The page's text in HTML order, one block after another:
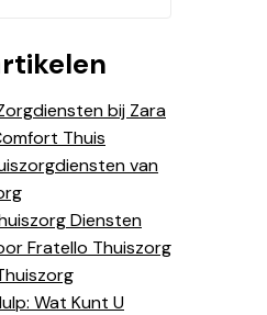
bij Zara
Thuis
van
Diensten
Fratello Thuiszorg
Wat Kunt U